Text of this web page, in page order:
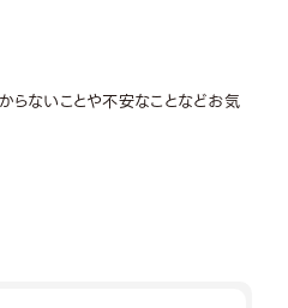
らないことや不安なことなどお気